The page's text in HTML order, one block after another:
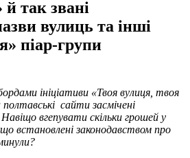
й так звані
вулиць та інші
піар-групи
ініціативи «Твоя вулиця, твоя
сайти засмічені
вгепувати скільки грошей у
встановлені законодавством про